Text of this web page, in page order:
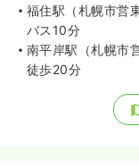
福住駅（札幌市営
バス10分
南平岸駅（札幌市
徒歩20分